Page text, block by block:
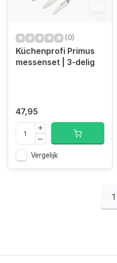
(0)
Küchenprofi Primus
messenset | 3-delig
47,95
Vergelijk
1